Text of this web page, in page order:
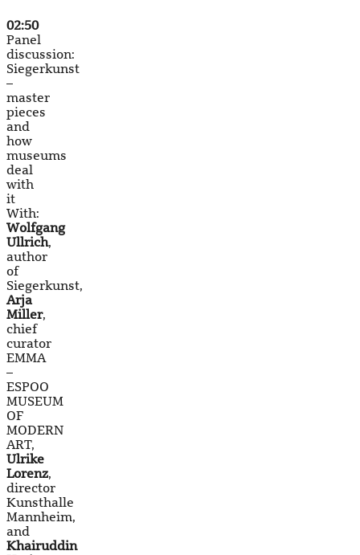
02:50
Panel
discussion:
Siegerkunst
–
master
pieces
and
how
museums
deal
with
it
With:
Wolfgang
Ullrich,
author
of
Siegerkunst,
Arja
Miller,
chief
curator
EMMA
–
ESPOO
MUSEUM
OF
MODERN
ART,
Ulrike
Lorenz,
director
Kunsthalle
Mannheim,
and
Khairuddin